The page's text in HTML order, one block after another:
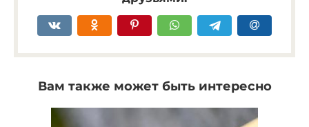
Вам также может быть интересно